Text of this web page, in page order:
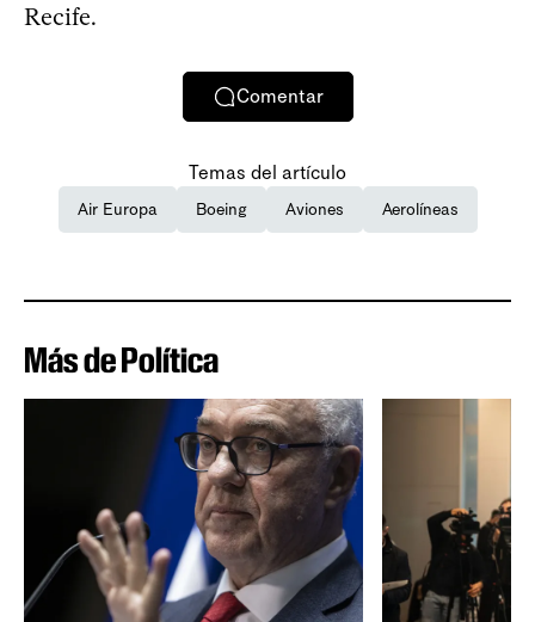
Recife.
Comentar
Temas del artículo
Air Europa Boeing Aviones Aerolíneas
Más de Política